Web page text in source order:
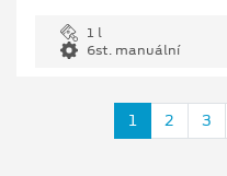
1 l
6st. manuální
1 2 3